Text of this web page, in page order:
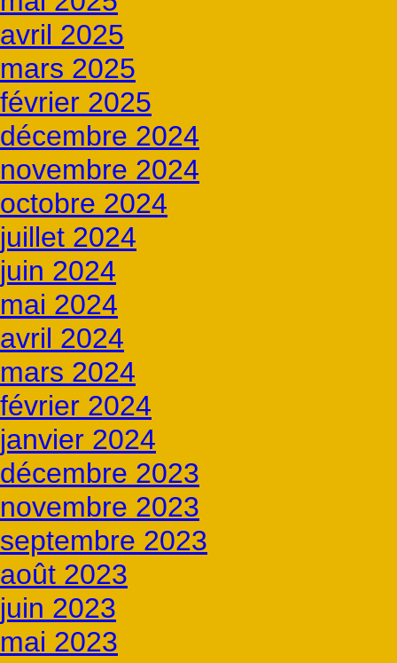
avril 2025
mars 2025
février 2025
décembre 2024
novembre 2024
octobre 2024
juillet 2024
juin 2024
mai 2024
avril 2024
mars 2024
février 2024
janvier 2024
décembre 2023
novembre 2023
septembre 2023
août 2023
juin 2023
mai 2023